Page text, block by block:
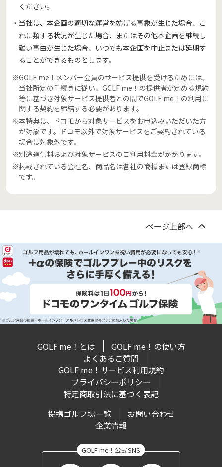
ください。
・当社は、本企画の適切な運営を妨げる事象が生じた場合、こ
れに類する状況が生じた場合、またはその他本企画を継続し
難い事由が生じた場合、いつでも本企画を中止または延期す
ることができるものとします。
※GOLF me！メンバー会員のサービス提供を受けるためには、
当社所定の手続きに従い、GOLF me！の提供者が定める規約
等に基づき対象サービス提供者との間でGOLF me！の利用に
関する契約を締結する必要があります。
※本特典は、ドコモから対象サービスをお申込みいただいた方
が対象です。ドコモ以外で対象サービスをご契約されている
場合は対象外です。
※別途通信料および対象サービスのご利用料金がかかります。
※掲載されている会社名、商品名は各社の商標または登録商標
です。
ページ上部へ
GOLF me！とは
GOLF me！の使い方
よくあるご質問
GOLF me！サービス利用規約
プライバシーポリシー
特定商取引法に基づく表記
提携ゴルフ場一覧
お問い合わせ
企業情報